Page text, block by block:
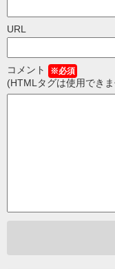
URL
コメント ※必須
(HTMLタグは使用でき